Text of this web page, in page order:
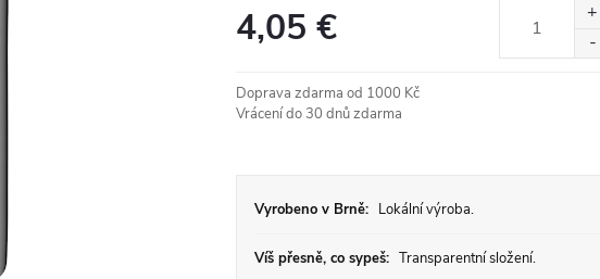
4,05 €
cena:
Doprava zdarma od 1000 Kč
Vrácení do 30 dnů zdarma
Vyrobeno v Brně: Lokální výroba.
Víš přesně, co sypeš: Transparentní složení.